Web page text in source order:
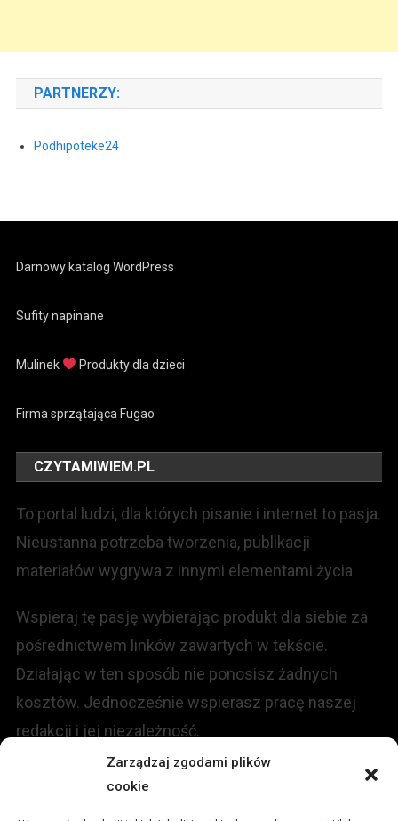
Zarządzaj zgodami plików
cookie
PARTNERZY:
Podhipoteke24
Darnowy katalog WordPress
Sufity napinane
Mulinek Produkty dla dzieci
Firma sprzątająca Fugao
CZYTAMIWIEM.PL
To portal ludzi, dla których pisanie i internet to pasja.
Nieustanna potrzeba tworzenia, publikacji
materiałów wygrywa z innymi elementami życia
Wspieraj tę pasję wybierając produkt dla siebie za
pośrednictwem linków zawartych w tekście.
Działając w ten sposób nie ponosisz żadnych
kosztów. Jednocześnie wspierasz pracę naszej
redakcji i jej niezależność.